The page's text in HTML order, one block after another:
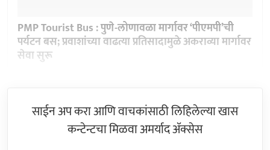
PMP Tourist Bus : पुणे-लोणावळा मार्गावर ‘पीएमपी’ची
पर्यटन बस; प्रवाशांच्या वाढत्या प्रतिसादामुळे अकराव्या मार्गावर
सेवा सुरू
साईन अप करा आणि वाचकांसाठी लिहिलेल्या खास
कन्टेन्टचा मिळवा अमर्याद ॲक्सेस